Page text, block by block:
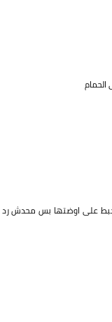
خبط على اوضتها بس محدش